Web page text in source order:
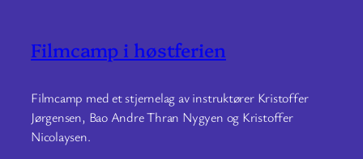
Filmcamp i høstferien
Filmcamp med et stjernelag av instruktører Kristoffer
Jørgensen, Bao Andre Thran Nygyen og Kristoffer
Nicolaysen.